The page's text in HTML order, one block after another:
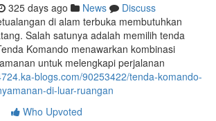
325 days ago News
Discuss
di alam terbuka membutuhkan
Salah satunya adalah memilih tenda
Komando menawarkan kombinasi
untuk melengkapi perjalanan
blogs.com/90253422/tenda-komando-
di-luar-ruangan
Who Upvoted